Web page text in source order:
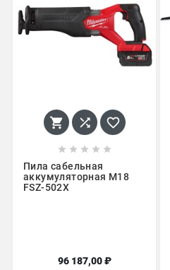
  
    
Пила сабельная
аккумуляторная M18
FSZ-502X
96 187,00 ₽